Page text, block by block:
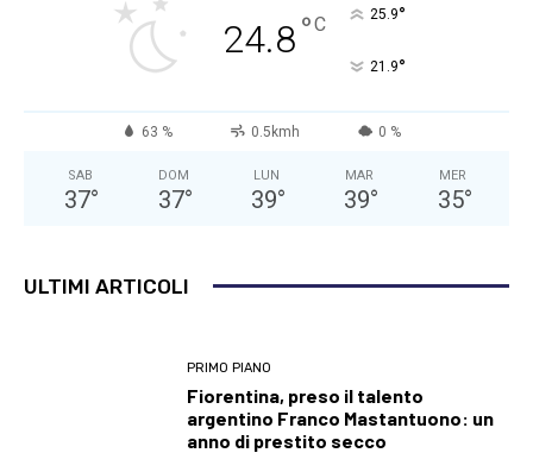
24.8°C 25.9°
21.9°
63 % 0.5kmh 0 %
SAB
37°
DOM
37°
LUN
39°
MAR
39°
MER
35°
ULTIMI ARTICOLI
PRIMO PIANO
Fiorentina, preso il talento
argentino Franco Mastantuono: un
anno di prestito secco